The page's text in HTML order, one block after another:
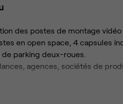
des postes de montage
en open space, 4 capsules
parking deux-roues.
agences, sociétés de